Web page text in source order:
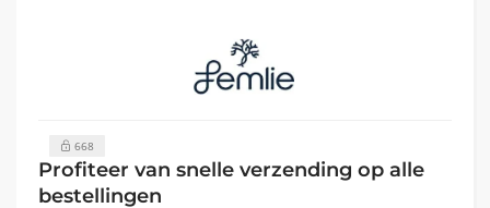
668
Profiteer van snelle verzending op alle
bestellingen